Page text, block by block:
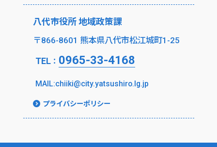
八代市役所 地域政策課
〒866-8601 熊本県八代市松江城町1-25
TEL： 0965-33-4168
MAIL:chiiki@city.yatsushiro.lg.jp
プライバシーポリシー